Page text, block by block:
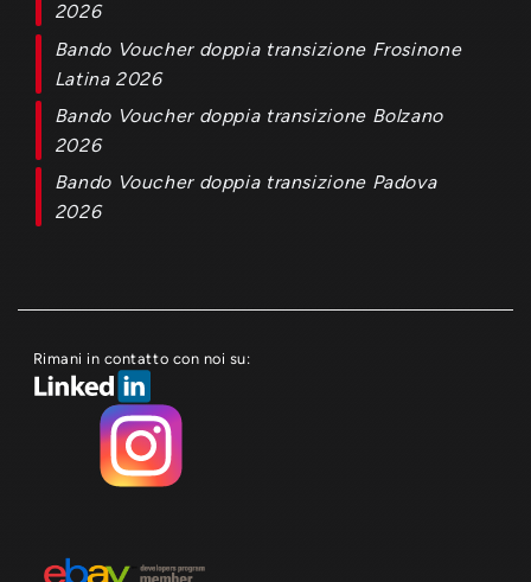
2026
Bando Voucher doppia transizione Frosinone
Latina 2026
Bando Voucher doppia transizione Bolzano
2026
Bando Voucher doppia transizione Padova
2026
Rimani in contatto con noi su: